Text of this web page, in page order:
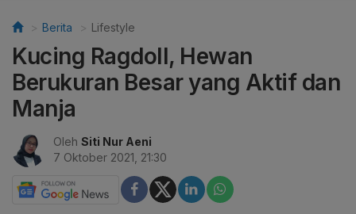
Berita Lifestyle
Kucing Ragdoll, Hewan
Berukuran Besar yang Aktif dan
Manja
Oleh Siti Nur Aeni
7 Oktober 2021, 21:30